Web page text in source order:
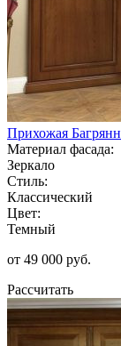
Прихожая
Материал фасада:
Зеркало
Стиль:
Классический
Цвет:
Темный
от 49 000 руб.
Рассчитать